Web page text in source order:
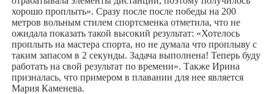
хорошо проплыть». Сразу после после победы на 200
метров вольным стилем спортсменка отметила, что не
ожидала показать такой высокий результат: «Хотелось
проплыть на мастера спорта, но не думала что проплыву с
таким запасом в 2 секунды. Задача выполнена! Теперь буду
работать на свой результат по времени». Также Ирина
призналась, что примером в плавании для нее является
Мария Каменева.